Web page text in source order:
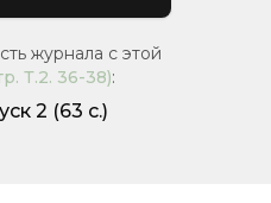
журнала с этой
Т.2. 36-38):
2 (63 с.)